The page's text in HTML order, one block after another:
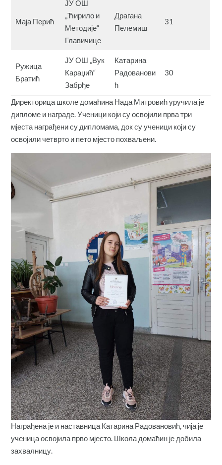
Маја Перић
ЈУ ОШ
„Ћирило и
Методије“
Главичице
Драгана
Пелемиш
31
Ружица
Братић
ЈУ ОШ „Вук
Караџић“
Забрђе
Катарина
Радованови
ћ
30
Директорица школе домаћина Нада Митровић уручила је
дипломе и награде. Ученици који су освојили прва три
мјеста награђени су дипломама, док су ученици који су
освојили четврто и пето мјесто похваљени.
Награђена је и наставница Катарина Радовановић, чија је
ученица освојила прво мјесто. Школа домаћин је добила
захвалницу.